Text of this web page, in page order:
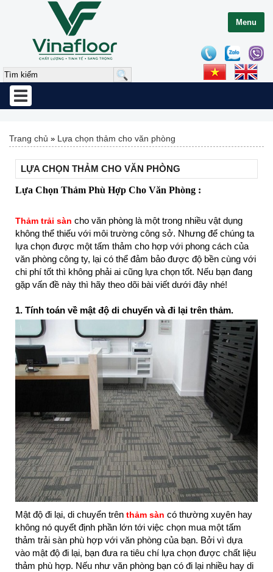
Menu
Toggle
navigation
Trang chủ » Lựa chọn thảm cho văn phòng
LỰA CHỌN THẢM CHO VĂN PHÒNG
Lựa Chọn Thảm Phù Hợp Cho Văn Phòng :
Thảm trải sàn cho văn phòng là một trong nhiều vật dụng
không thể thiếu với môi trường công sở. Nhưng để chúng ta
lựa chọn được một tấm thảm cho hợp với phong cách của
văn phòng công ty, lại có thể đảm bảo được độ bền cùng với
chi phí tốt thì không phải ai cũng lựa chọn tốt. Nếu bạn đang
gặp vấn đề này thì hãy theo dõi bài viết dưới đây nhé!
1. Tính toán về mật độ di chuyển và đi lại trên thảm.
Mật độ đi lại, di chuyển trên thảm sàn có thường xuyên hay
không nó quyết định phần lớn tới việc chọn mua một tấm
thảm trải sàn phù hợp với văn phòng của bạn. Bởi vì dựa
vào mật độ đi lại, bạn đưa ra tiêu chí lựa chọn được chất liệu
thảm phù hợp. Nếu như văn phòng bạn có đi lại nhiều hay di